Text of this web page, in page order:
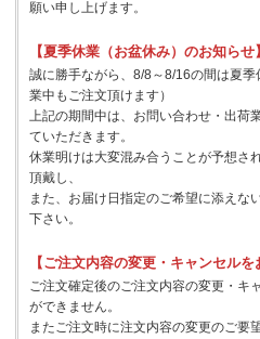
願い申し上げます。
【夏季休業（お盆休み）のお知らせ】
誠に勝手ながら、8/8～8/16の間は夏
業中もご注文頂けます）
上記の期間中は、お問い合わせ・出荷
ていただきます。
休業明けは大変混み合うことが予想さ
頂戴し、
また、お届け日指定のご希望に添えな
下さい。
【ご注文内容の変更・キャンセルを
ご注文確定後のご注文内容の変更・キ
ができません。
またご注文時に注文内容の変更のご要